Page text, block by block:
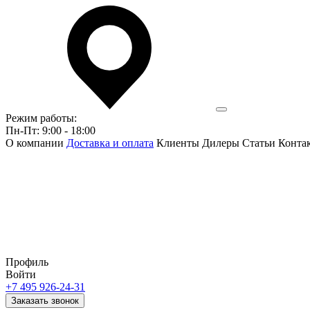
Режим работы:
Пн-Пт: 9:00 - 18:00
О компании Доставка и оплата Клиенты Дилеры Статьи
Профиль
Войти
+7 495 926-24-31
Заказать звонок